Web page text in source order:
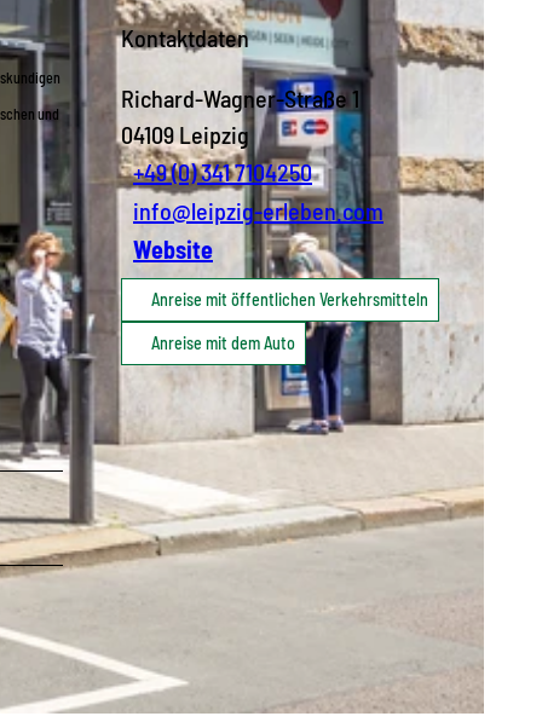
und
Kontaktdaten
Richard-Wagner-Straße 1
04109 Leipzig
+49 (0) 341 7104250
info@leipzig-erleben.com
Website
Anreise mit öffentlichen Verkehrsmitteln
Anreise mit dem Auto